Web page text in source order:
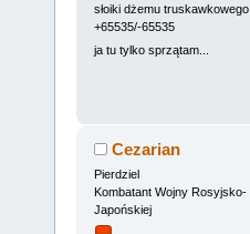
słoiki dżemu truskawkowego
+65535/-65535
ja tu tylko sprzątam...
Cezarian
Pierdziel
Kombatant Wojny Rosyjsko-
Japońskiej